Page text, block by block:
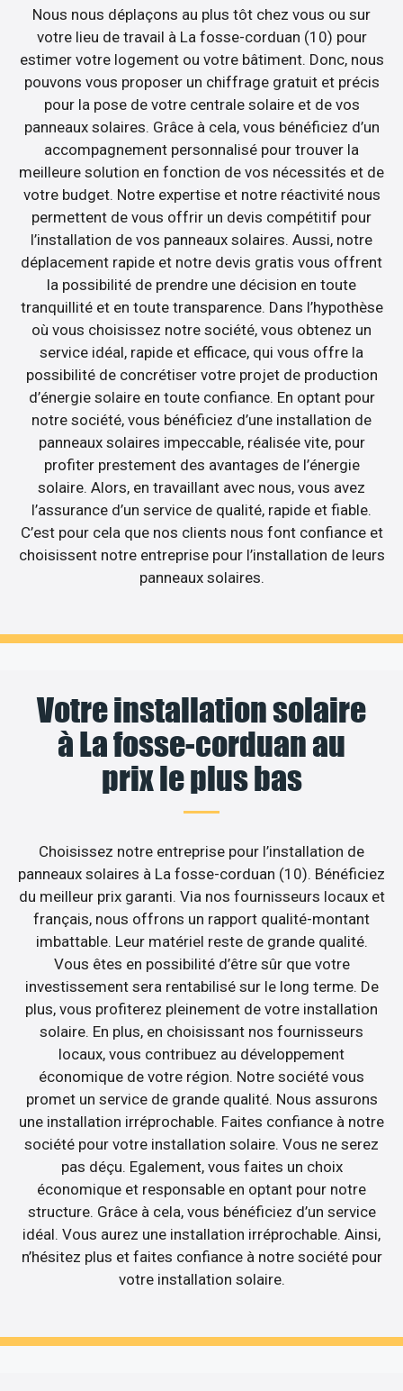
Nous nous déplaçons au plus tôt chez vous ou sur
votre lieu de travail à La fosse-corduan (10) pour
estimer votre logement ou votre bâtiment. Donc, nous
pouvons vous proposer un chiffrage gratuit et précis
pour la pose de votre centrale solaire et de vos
panneaux solaires. Grâce à cela, vous bénéficiez d’un
accompagnement personnalisé pour trouver la
meilleure solution en fonction de vos nécessités et de
votre budget. Notre expertise et notre réactivité nous
permettent de vous offrir un devis compétitif pour
l’installation de vos panneaux solaires. Aussi, notre
déplacement rapide et notre devis gratis vous offrent
la possibilité de prendre une décision en toute
tranquillité et en toute transparence. Dans l’hypothèse
où vous choisissez notre société, vous obtenez un
service idéal, rapide et efficace, qui vous offre la
possibilité de concrétiser votre projet de production
d’énergie solaire en toute confiance. En optant pour
notre société, vous bénéficiez d’une installation de
panneaux solaires impeccable, réalisée vite, pour
profiter prestement des avantages de l’énergie
solaire. Alors, en travaillant avec nous, vous avez
l’assurance d’un service de qualité, rapide et fiable.
C’est pour cela que nos clients nous font confiance et
choisissent notre entreprise pour l’installation de leurs
panneaux solaires.
Votre installation solaire
à La fosse-corduan au
prix le plus bas
Choisissez notre entreprise pour l’installation de
panneaux solaires à La fosse-corduan (10). Bénéficiez
du meilleur prix garanti. Via nos fournisseurs locaux et
français, nous offrons un rapport qualité-montant
imbattable. Leur matériel reste de grande qualité.
Vous êtes en possibilité d’être sûr que votre
investissement sera rentabilisé sur le long terme. De
plus, vous profiterez pleinement de votre installation
solaire. En plus, en choisissant nos fournisseurs
locaux, vous contribuez au développement
économique de votre région. Notre société vous
promet un service de grande qualité. Nous assurons
une installation irréprochable. Faites confiance à notre
société pour votre installation solaire. Vous ne serez
pas déçu. Egalement, vous faites un choix
économique et responsable en optant pour notre
structure. Grâce à cela, vous bénéficiez d’un service
idéal. Vous aurez une installation irréprochable. Ainsi,
n’hésitez plus et faites confiance à notre société pour
votre installation solaire.